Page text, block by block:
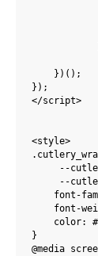
    })();
});
</script>
<style>
--
--
font-
font-
color:
}
@media